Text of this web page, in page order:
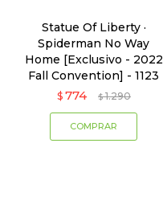
Statue Of Liberty ·
Spiderman No Way
Home [Exclusivo - 2022
Fall Convention] - 1123
$ 774 $ 1.290